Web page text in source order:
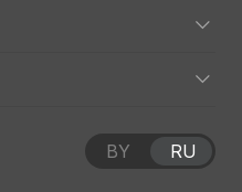
BY RU